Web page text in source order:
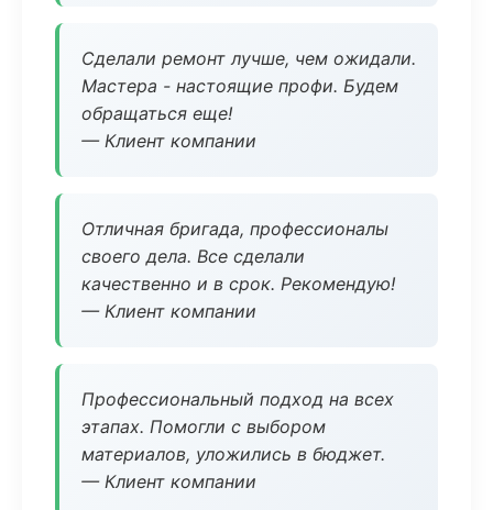
Сделали ремонт лучше, чем ожидали.
Мастера - настоящие профи. Будем
обращаться еще!
— Клиент компании
Отличная бригада, профессионалы
своего дела. Все сделали
качественно и в срок. Рекомендую!
— Клиент компании
Профессиональный подход на всех
этапах. Помогли с выбором
материалов, уложились в бюджет.
— Клиент компании